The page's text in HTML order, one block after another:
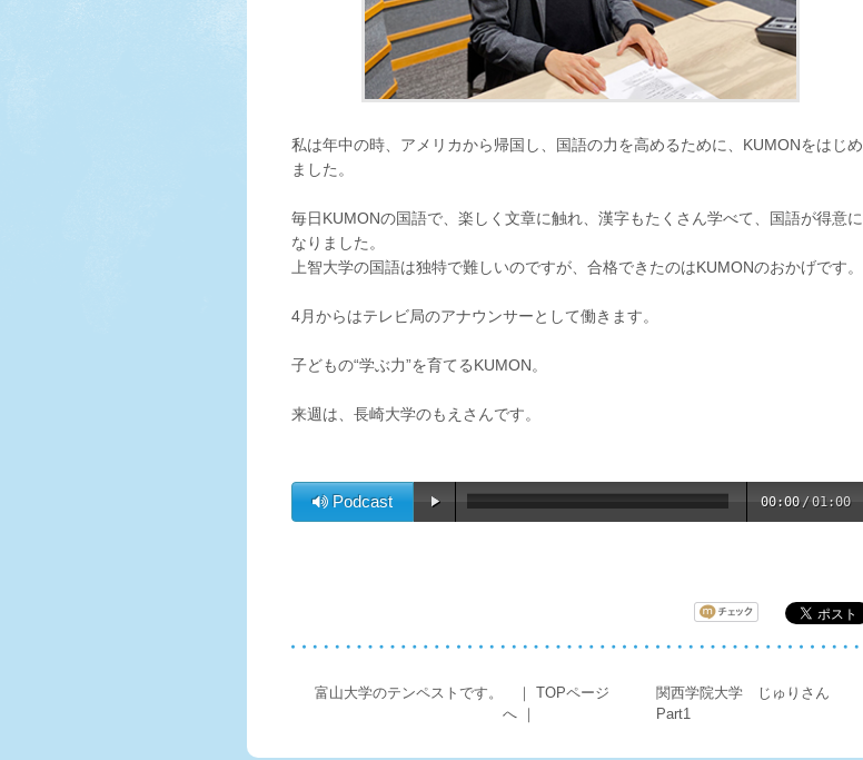
私は年中の時、アメリカから帰国し、国語の力を高めるために、KUMONをはじめ
ました。
毎日KUMONの国語で、楽しく文章に触れ、漢字もたくさん学べて、国語が得意に
なりました。
上智大学の国語は独特で難しいのですが、合格できたのはKUMONのおかげです。
4月からはテレビ局のアナウンサーとして働きます。
子どもの“学ぶ力”を育てるKUMON。
来週は、長崎大学のもえさんです。
Podcast 00:00 /01:00
富山大学のテンペストです。 ｜ TOPページ
へ ｜
関西学院大学 じゅりさん
Part1